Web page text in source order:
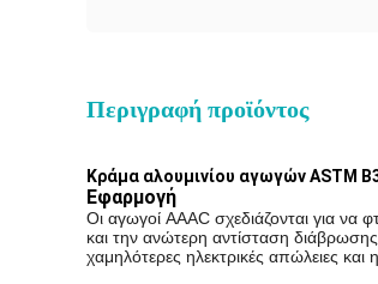
Περιγραφή προϊόντος
Κράμα αλουμινίου αγωγών ASTM
Εφαρμογή
Οι αγωγοί AAAC σχεδιάζονται για να
και την ανώτερη αντίσταση
χαμηλότερες ηλεκτρικές απώλειες